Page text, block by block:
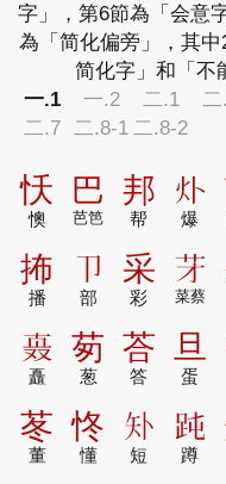
字」，第6節為「会意
為「简化偏旁」，其
简化字」和「不
一.1
一.2 二.1
二.7
二.8-1 二.8-2
㤇
懊
巴
芭笆
邦
帮
𤆊
爆
抪
播
𰆊
部
采
彩
𦬁
菜蔡
𰅹
矗
茐
葱
荅
答
旦
蛋
苳
董
㤏
懂
𰦓
短
𧿬
蹲